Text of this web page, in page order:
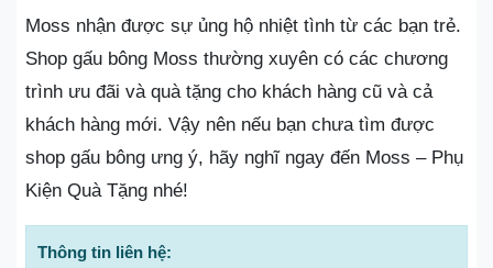
Moss nhận được sự ủng hộ nhiệt tình từ các bạn trẻ.
Shop gấu bông Moss thường xuyên có các chương
trình ưu đãi và quà tặng cho khách hàng cũ và cả
khách hàng mới. Vậy nên nếu bạn chưa tìm được
shop gấu bông ưng ý, hãy nghĩ ngay đến Moss – Phụ
Kiện Quà Tặng nhé!
Thông tin liên hệ: